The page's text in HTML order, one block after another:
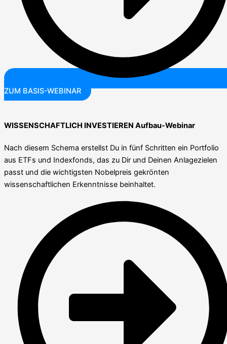
ZUM BASIS-WEBINAR
WISSENSCHAFTLICH INVESTIEREN Aufbau-Webinar
Nach diesem Schema erstellst Du in fünf Schritten ein Portfolio
aus ETFs und Indexfonds, das zu Dir und Deinen Anlagezielen
passt und die wichtigsten Nobelpreis gekrönten
wissenschaftlichen Erkenntnisse beinhaltet.